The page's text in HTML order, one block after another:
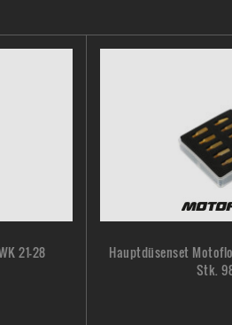
21-28
Hauptdüsenset
Stk.